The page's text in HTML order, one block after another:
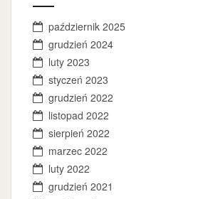
październik 2025
grudzień 2024
luty 2023
styczeń 2023
grudzień 2022
listopad 2022
sierpień 2022
marzec 2022
luty 2022
grudzień 2021